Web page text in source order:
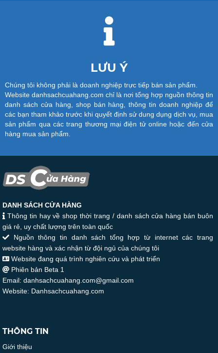
LƯU Ý
Chúng tôi không phải là doanh nghiệp trực tiếp bán sản phẩm.
Website danhsachcuahang.com chỉ là nơi tổng hợp nguồn thông tin
danh sách cửa hàng, shop bán hàng, thông tin doanh nghiệp để
các bạn tham khảo trước khi quyết định sử dung dụng dịch vụ, mua
sản phẩm qua các trang thương mại điện tử online hoặc đến cửa
hàng mua sản phẩm.
DANH SÁCH CỬA HÀNG
Thông tin hay về shop thời trang / danh sách cửa hàng bán buôn
giá rẻ, uy chất lượng trên toàn quốc
Nguồn thông tin danh sách tổng hợp từ internet các trang
website hàng và xác nhận từ đội ngủ của chúng tôi
Website đang quá trình nghiên cứu và phát triển
Phiên bản Beta 1
Email: danhsachcuahang.com@gmail.com
Website: Danhsachcuahang.com
THÔNG TIN
Giới thiệu